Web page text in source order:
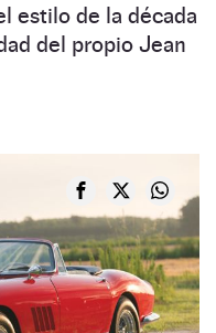
estilo de la década
del propio Jean